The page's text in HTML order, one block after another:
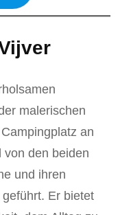
malerischen
an
den beiden
und ihren
Er bietet